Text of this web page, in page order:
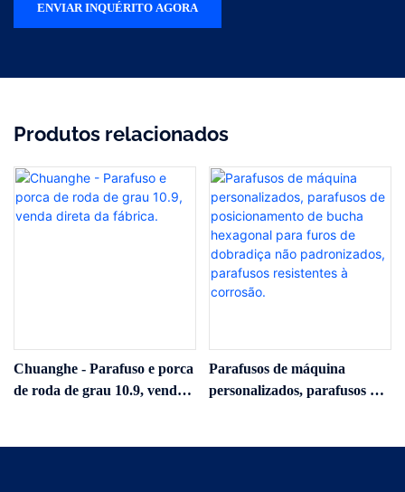
ENVIAR INQUÉRITO AGORA
Produtos relacionados
Chuanghe - Parafuso e porca
de roda de grau 10.9, venda
Parafusos de máquina
personalizados, parafusos de